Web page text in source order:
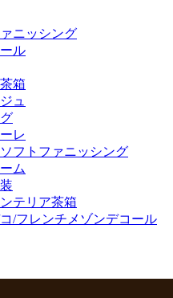
ニッシング
ル
箱
ュ
レ
フトファニッシング
ム
テリア茶箱
/フレンチメゾンデコール